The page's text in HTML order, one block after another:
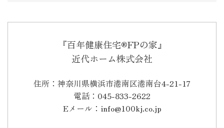
『百年健康住宅®FPの家』
近代ホーム株式会社
住所：神奈川県横浜市港南区港南台4-21-17
電話：045-833-2622
Eメール：info@100kj.co.jp